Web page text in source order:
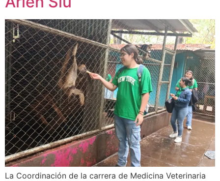
La Coordinación de la carrera de Medicina Veterinaria